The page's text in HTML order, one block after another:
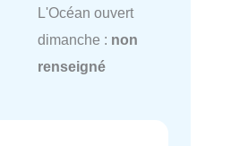
L'Océan ouvert
dimanche : non
renseigné